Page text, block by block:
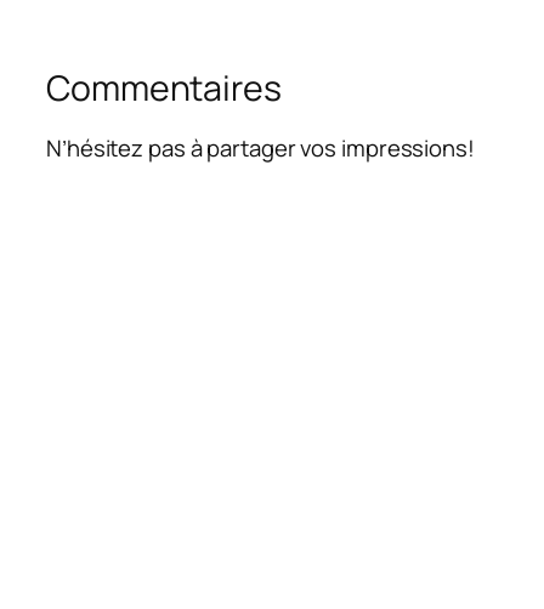
Commentaires
N’hésitez pas à partager vos impressions!